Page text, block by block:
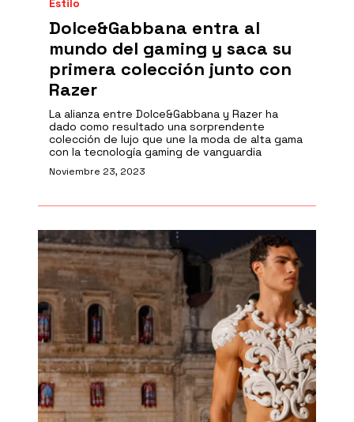
Estilo
Dolce&Gabbana entra al
mundo del gaming y saca su
primera colección junto con
Razer
La alianza entre Dolce&Gabbana y Razer ha
dado como resultado una sorprendente
colección de lujo que une la moda de alta gama
con la tecnología gaming de vanguardia
Noviembre 23, 2023